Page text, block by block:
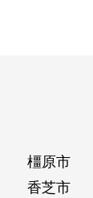
橿原市
香芝市